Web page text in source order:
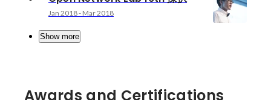
Jan 2018- Mar 2018
Show more
Awards and Certifications